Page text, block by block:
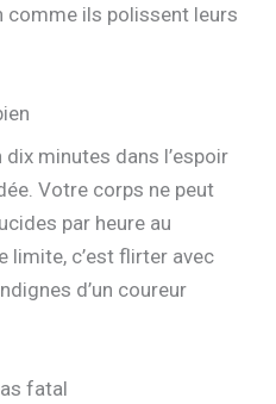
comme ils polissent leurs
minutes dans l’espoir
Votre corps ne peut
par heure au
limite, c’est flirter avec
d’un coureur
fatal